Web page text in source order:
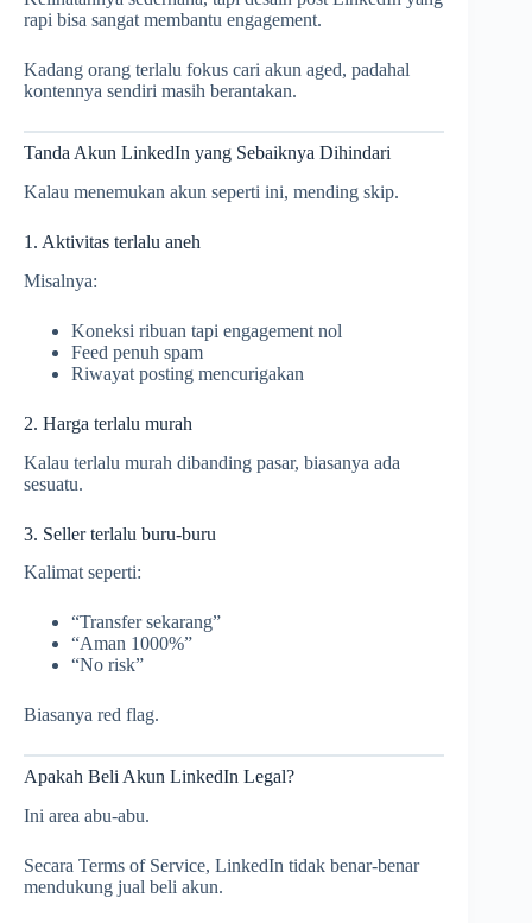
rapi bisa sangat membantu engagement.
Kadang orang terlalu fokus cari akun aged, padahal
kontennya sendiri masih berantakan.
Tanda Akun LinkedIn yang Sebaiknya Dihindari
Kalau menemukan akun seperti ini, mending skip.
1. Aktivitas terlalu aneh
Misalnya:
Koneksi ribuan tapi engagement nol
Feed penuh spam
Riwayat posting mencurigakan
2. Harga terlalu murah
Kalau terlalu murah dibanding pasar, biasanya ada
sesuatu.
3. Seller terlalu buru-buru
Kalimat seperti:
“Transfer sekarang”
“Aman 1000%”
“No risk”
Biasanya red flag.
Apakah Beli Akun LinkedIn Legal?
Ini area abu-abu.
Secara Terms of Service, LinkedIn tidak benar-benar
mendukung jual beli akun.